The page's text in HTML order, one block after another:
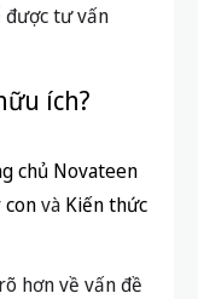
được tư vấn
ích?
chủ Novateen
convà Kiến thức
hơn về vấn đề